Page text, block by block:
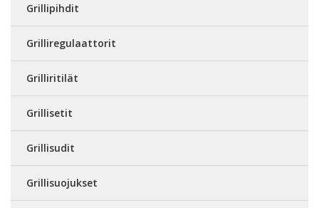
Grillipihdit
Grilliregulaattorit
Grilliritilät
Grillisetit
Grillisudit
Grillisuojukset